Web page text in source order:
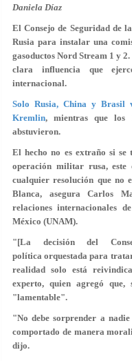
Daniela Díaz
El Consejo de Seguridad de
Rusia para instalar una
gasoductos Nord Stream 1 y
clara influencia que
internacional.
Solo Rusia, China y Brasil
Kremlin, mientras que los
abstuvieron.
El hecho no es extraño si se
operación militar rusa,
cualquier resolución que no
Blanca, asegura Carlos
relaciones internacionales
México (UNAM).
"[La decisión del
política orquestada para
realidad solo está
experto, quien agregó
"lamentable".
"No debe sorprender a
comportado de manera
dijo.